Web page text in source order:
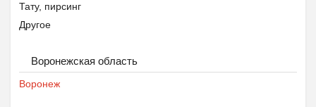
Тату, пирсинг
Другое
Воронежская область
Воронеж